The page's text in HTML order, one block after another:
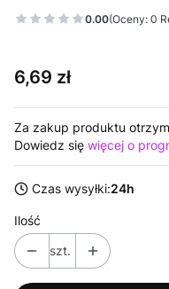
0.00(Oceny: 0
Cena
6,69 zł
Za zakup produktu
Dowiedz się więcej o
Czas wysyłki:24h
Ilość
szt.